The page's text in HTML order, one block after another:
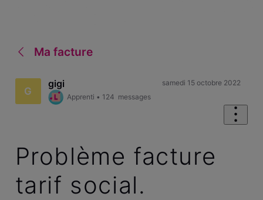
Ma facture
G
gigi
Apprenti • 124 messages
samedi 15 octobre 2022
Problème facture
tarif social.